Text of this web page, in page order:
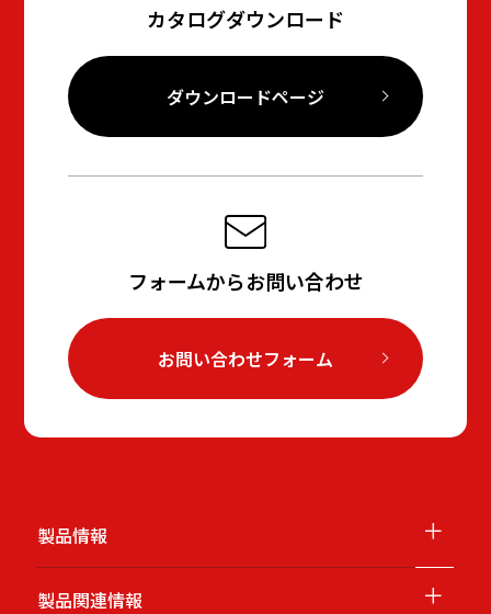
カタログダウンロード
ダウンロードページ
フォームからお問い合わせ
お問い合わせフォーム
製品情報 ＋
製品関連情報 ＋